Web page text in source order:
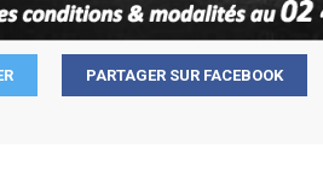
PARTAGER SUR FACEBOOK